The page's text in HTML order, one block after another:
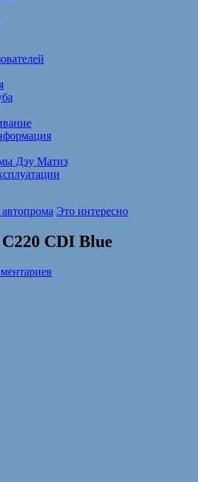
Дэу Матиз
Это интересно
CDI Blue